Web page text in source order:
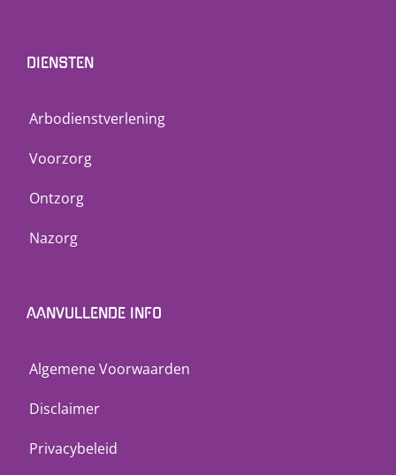
DIENSTEN
Arbodienstverlening
Voorzorg
Ontzorg
Nazorg
AANVULLENDE INFO
Algemene Voorwaarden
Disclaimer
Privacybeleid